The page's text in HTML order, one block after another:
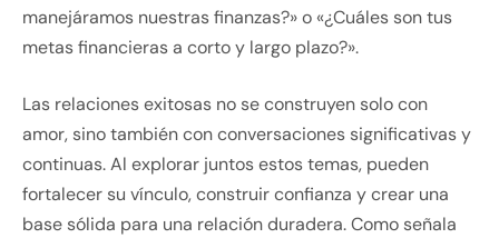
manejáramos nuestras finanzas?» o «¿Cuáles son tus
metas financieras a corto y largo plazo?».
Las relaciones exitosas no se construyen solo con
amor, sino también con conversaciones significativas y
continuas. Al explorar juntos estos temas, pueden
fortalecer su vínculo, construir confianza y crear una
base sólida para una relación duradera. Como señala